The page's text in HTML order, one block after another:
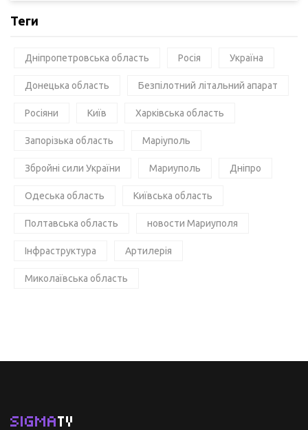
Теги
Дніпропетровська область Росія Україна
Донецька область Безпілотний літальний апарат
Росіяни Київ Харківська область
Запорізька область Маріуполь
Збройні сили України Мариуполь Дніпро
Одеська область Київська область
Полтавська область новости Мариуполя
Інфраструктура Артилерія
Миколаївська область
SIGMATV